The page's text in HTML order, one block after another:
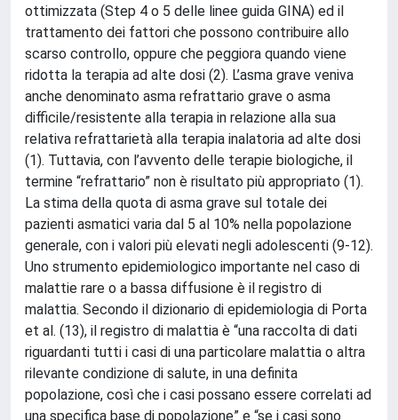
ottimizzata (Step 4 o 5 delle linee guida GINA) ed il
trattamento dei fattori che possono contribuire allo
scarso controllo, oppure che peggiora quando viene
ridotta la terapia ad alte dosi (2). L’asma grave veniva
anche denominato asma refrattario grave o asma
difficile/resistente alla terapia in relazione alla sua
relativa refrattarietà alla terapia inalatoria ad alte dosi
(1). Tuttavia, con l’avvento delle terapie biologiche, il
termine “refrattario” non è risultato più appropriato (1).
La stima della quota di asma grave sul totale dei
pazienti asmatici varia dal 5 al 10% nella popolazione
generale, con i valori più elevati negli adolescenti (9-12).
Uno strumento epidemiologico importante nel caso di
malattie rare o a bassa diffusione è il registro di
malattia. Secondo il dizionario di epidemiologia di Porta
et al. (13), il registro di malattia è “una raccolta di dati
riguardanti tutti i casi di una particolare malattia o altra
rilevante condizione di salute, in una definita
popolazione, così che i casi possano essere correlati ad
una specifica base di popolazione” e “se i casi sono